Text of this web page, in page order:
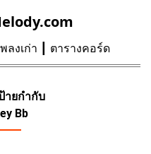
พลงเก่า ตารางคอร์ด
ายกำกับ
Bb